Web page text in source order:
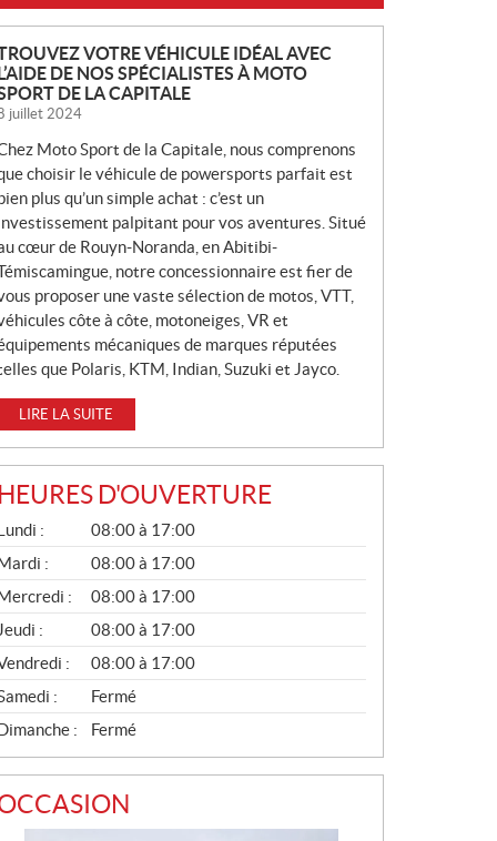
VOTRE VÉHICULE IDÉAL AVEC
DE NOS SPÉCIALISTES À MOTO
DE LA CAPITALE
juillet 2024
Moto Sport de la Capitale, nous comprenons
choisir le véhicule de powersports parfait est
plus qu’un simple achat : c’est un
palpitant pour vos aventures. Situé
cœur de Rouyn-Noranda, en Abitibi-
notre concessionnaire est fier de
proposer une vaste sélection de motos, VTT,
côte à côte, motoneiges, VR et
mécaniques de marques réputées
que Polaris, KTM, Indian, Suzuki et Jayco.
LIRE LA SUITE
D'OUVERTURE
:
08:00 à 17:00
:
08:00 à 17:00
:
08:00 à 17:00
:
08:00 à 17:00
:
08:00 à 17:00
:
Fermé
:
Fermé